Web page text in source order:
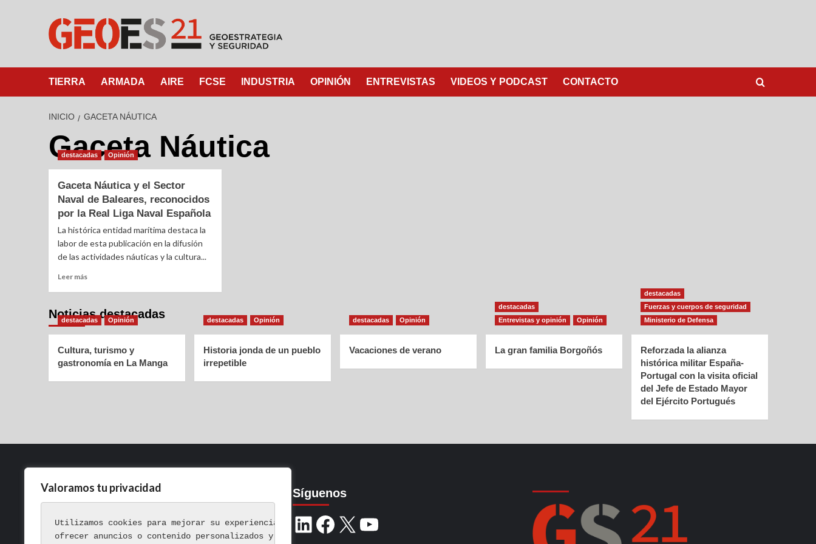
Valoramos tu privacidad
Utilizamos cookies para mejorar su experiencia de navegación,
ofrecer anuncios o contenido personalizados y analizar nuestro tráfico.
TIERRA ARMADA AIRE FCSE INDUSTRIA OPINIÓN ENTREVISTAS VIDEOS Y PODCAST CONTACTO
INICIO GACETA NÁUTICA
Gaceta Náutica
destacadas Opinión
Gaceta Náutica y el Sector
Naval de Baleares, reconocidos
por la Real Liga Naval Española
La histórica entidad marítima destaca la
labor de esta publicación en la difusión
de las actividades náuticas y la cultura...
Leer más
Noticias destacadas
destacadas Opinión
Cultura, turismo y
gastronomía en La Manga
destacadas Opinión
Historia jonda de un pueblo
irrepetible
destacadas Opinión
Vacaciones de verano
destacadas
Entrevistas y opinión
Opinión
La gran familia Borgoñós
destacadas
Fuerzas y cuerpos de seguridad
Ministerio de Defensa
Reforzada la alianza
histórica militar España-
Portugal con la visita oficial
del Jefe de Estado Mayor
del Ejército Portugués
Política de Privacidad
Aviso Legal
Política de Cookies
Síguenos